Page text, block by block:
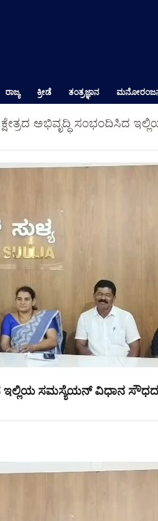
ರಾಜ್ಯ ಕ್ರೀಡೆ ತಂತ್ರಜ್ಞಾನ
ಅಭಿವೃದ್ಧಿ ಸಂಭಂದಿಸಿದ
ಇಲ್ಲಿಯ ಸಮಸ್ಯೆಯನ್ ವಿಧಾನ